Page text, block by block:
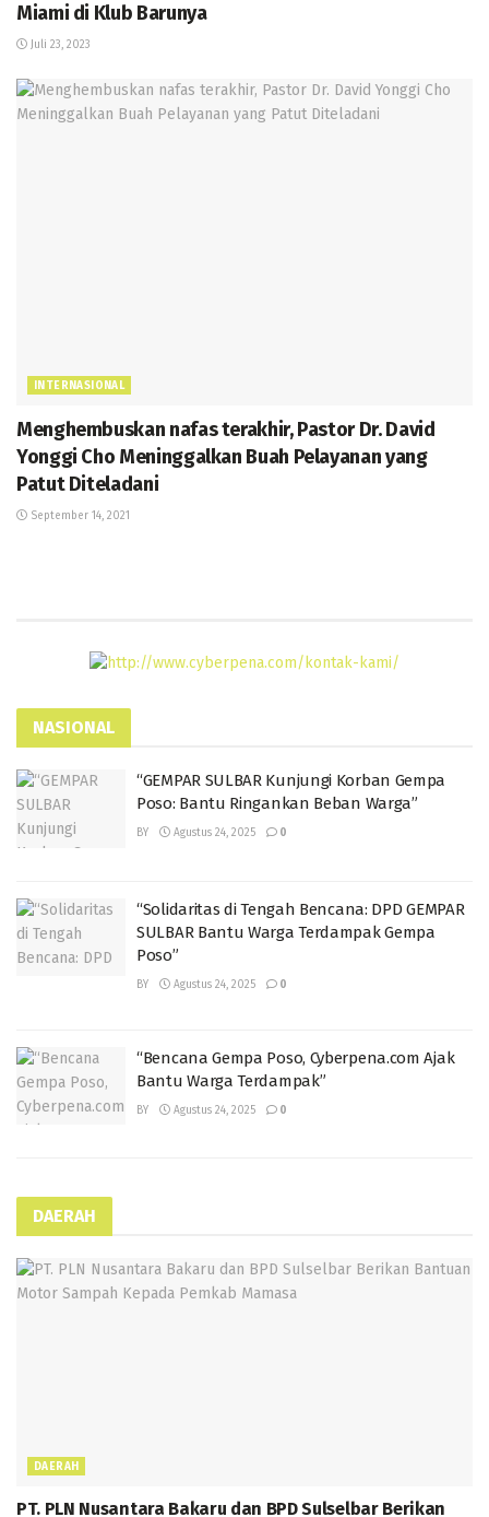
Miami di Klub Barunya
Juli 23, 2023
INTERNASIONAL
Menghembuskan nafas terakhir, Pastor Dr. David
Yonggi Cho Meninggalkan Buah Pelayanan yang
Patut Diteladani
September 14, 2021
NASIONAL
“GEMPAR SULBAR Kunjungi Korban Gempa
Poso: Bantu Ringankan Beban Warga”
BY Agustus 24, 2025 0
“Solidaritas di Tengah Bencana: DPD GEMPAR
SULBAR Bantu Warga Terdampak Gempa
Poso”
BY Agustus 24, 2025 0
“Bencana Gempa Poso, Cyberpena.com Ajak
Bantu Warga Terdampak”
BY Agustus 24, 2025 0
DAERAH
DAERAH
PT. PLN Nusantara Bakaru dan BPD Sulselbar Berikan